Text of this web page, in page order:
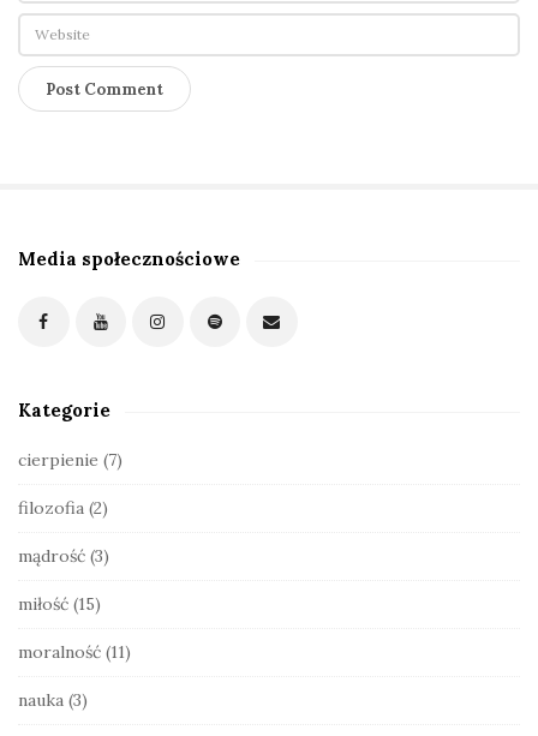
S
d
a
Media społecznościowe
Kategorie
cierpienie (7)
filozofia (2)
mądrość (3)
miłość (15)
moralność (11)
nauka (3)